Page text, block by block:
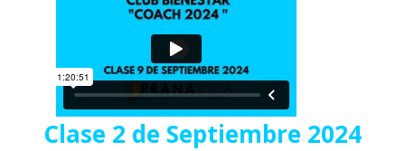
Clase 2 de Septiembre 2024